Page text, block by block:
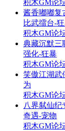
积木GM论
酱香嘟嘟复
比武擂台-
积木GM论
典藏沉默三
强化-狂暴
积木GM论
笑傲江湖武
为
积木GM论
八界弑仙纪
奇遇-宠物
积木GM论